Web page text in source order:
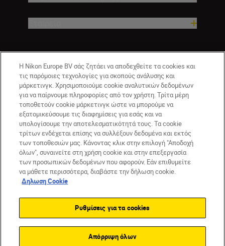
GR Nikon Sites
Επικοινωνήστε μαζί μας
Δήλωση περί απορρήτου
Όροι Χρήσης
Δήλωση cookie
Ρυθμίσεις cookie
© 2026 Nikon
Back to top
Η Nikon Europe BV σάς ζητάει να αποδεχθείτε τα cookies και
τις παρόμοιες τεχνολογίες για σκοπούς ανάλυσης και
μάρκετινγκ. Χρησιμοποιούμε cookie αναλυτικών δεδομένων
για να παίρνουμε πληροφορίες από τον χρήστη. Τρίτα μέρη
τοποθετούν cookie μάρκετινγκ ώστε να μπορούμε να
εξατομικεύσουμε τις διαφημίσεις για εσάς και να
υπολογίσουμε την αποτελεσματικότητά τους. Τα cookie
τρίτων ενδέχεται επίσης να συλλέξουν δεδομένα και εκτός
των τοποθεσιών μας. Κάνοντας κλικ στην επιλογή "Αποδοχή
όλων", συναινείτε στη χρήση cookie και στην επεξεργασία
των προσωπικών δεδομένων που αφορούν. Εάν επιθυμείτε
να μάθετε περισσότερα, διαβάστε την δήλωση cookie.
Δηλωση Cookie
Ρυθμίσεις για τα cookies
Απόρριψη όλων